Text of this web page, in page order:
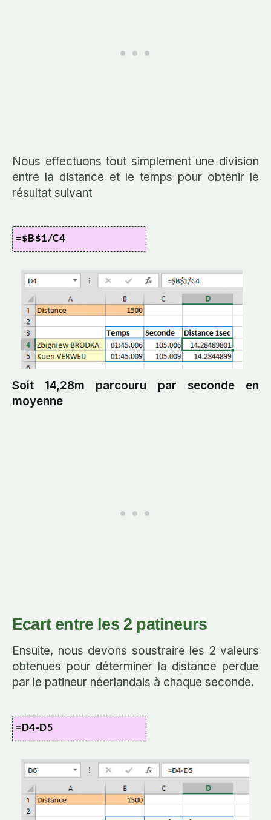
Nous effectuons tout simplement une division
entre la distance et le temps pour obtenir le
résultat suivant
=$B$1/C4
Soit 14,28m parcouru par seconde en
moyenne
Ecart entre les 2 patineurs
Ensuite, nous devons soustraire les 2 valeurs
obtenues pour déterminer la distance perdue
par le patineur néerlandais à chaque seconde.
=D4-D5